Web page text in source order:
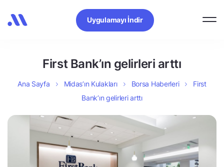
Uygulamayı İndir
First Bank’ın gelirleri arttı
Ana Sayfa Midas’ın Kulakları Borsa Haberleri
First
Bank’ın gelirleri arttı